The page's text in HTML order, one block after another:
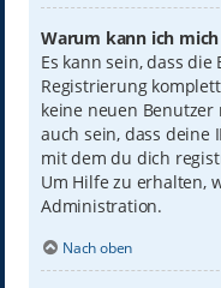
Warum kann ich
Es kann sein, dass
Registrierung
keine neuen
auch sein, dass deine
mit dem du dich
Um Hilfe zu erhalten,
Administration.
Nach oben